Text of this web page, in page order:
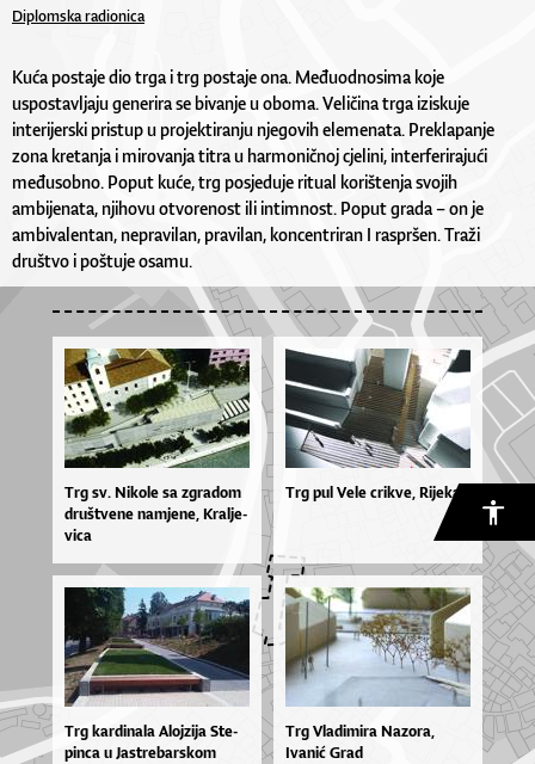
Diplomska radionica
Kuća postaje dio trga i trg postaje ona. Međuodnosima koje
uspostavljaju generira se bivanje u oboma. Veličina trga iziskuje
interijerski pristup u projektiranju njegovih elemenata. Preklapanje
zona kretanja i mirovanja titra u harmoničnoj cjelini, interferirajući
međusobno. Poput kuće, trg posjeduje ritual korištenja svojih
ambijenata, njihovu otvorenost ili intimnost. Poput grada – on je
ambivalentan, nepravilan, pravilan, koncentriran I raspršen. Traži
društvo i poštuje osamu.
Trg sv. Ni­ko­le sa zgra­dom
druš­tve­ne na­mje­ne, Kra­lje­
vi­ca
Trg pul Vele crikve, Rijeka
Trg kar­di­na­la Aloj­zi­ja Ste­
pin­ca u Jas­tre­bar­skom
Trg Vladimira Nazora,
Ivanić Grad